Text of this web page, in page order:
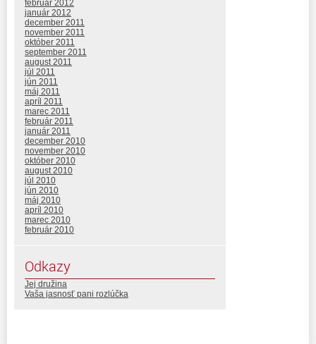
február 2012
január 2012
december 2011
november 2011
október 2011
september 2011
august 2011
júl 2011
jún 2011
máj 2011
apríl 2011
marec 2011
február 2011
január 2011
december 2010
november 2010
október 2010
august 2010
júl 2010
jún 2010
máj 2010
apríl 2010
marec 2010
február 2010
Odkazy
Jej družina
Vaša jasnosť pani rozlúčka